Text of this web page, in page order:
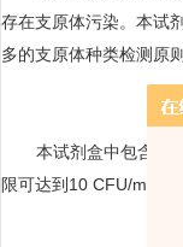
存在支原体污染。本试
多的支原体种类检测原
本试剂盒中包含内
限可达到 10 CFU/mL